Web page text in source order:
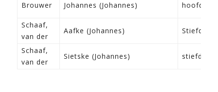
Brouwer Johannes (Johannes) hoofd
Schaaf,
van der
Aafke (Johannes)
Schaaf,
van der
Sietske (Johannes)